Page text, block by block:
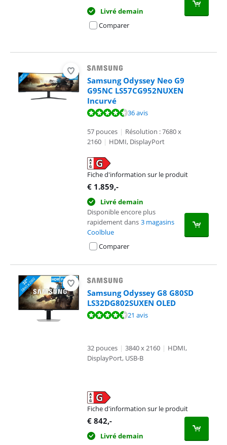
Livré demain
Comparer
Samsung Odyssey Neo G9
G95NC LS57CG952NUXEN
Incurvé
La note est de 9,3 sur 10, basée sur 36 avis.36 avis
57 pouces | Résolution : 7680 x
2160 | HDMI, DisplayPort
Fiche d'information sur le produit
s'ouvre dans un nouvel onglet
€ 1.859,-
Livré demain
Disponible encore plus
rapidement dans 3 magasins
Coolblue
Comparer
Samsung Odyssey G8 G80SD
LS32DG802SUXEN OLED
La note est de 9,4 sur 10, basée sur 21 avis.21 avis
32 pouces | 3840 x 2160 | HDMI,
DisplayPort, USB-B
Fiche d'information sur le produit
s'ouvre dans un nouvel onglet
€ 842,-
Livré demain